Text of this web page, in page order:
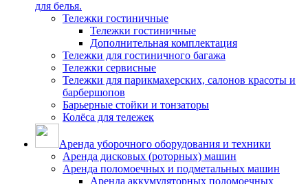
для белья.
Тележки гостиничные
Тележки гостиничные
Дополнительная комплектация
Тележки для гостиничного багажа
Тележки сервисные
Тележки для парикмахерских, салонов красоты и
барбершопов
Барьерные стойки и тонзаторы
Колёса для тележек
Аренда уборочного оборудования и техники
Аренда дисковых (роторных) машин
Аренда поломоечных и подметальных машин
Аренда аккумуляторных поломоечных